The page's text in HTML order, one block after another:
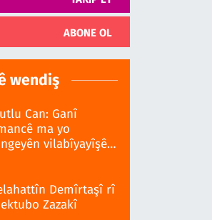
ABONE OL
wendiş
Can: Ganî
ma yo
vilabîyayîşê
Demîrtaşî rî
Zazakî